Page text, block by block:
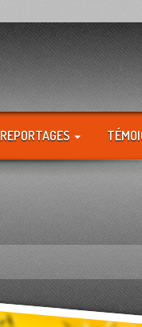
REPORTAGES